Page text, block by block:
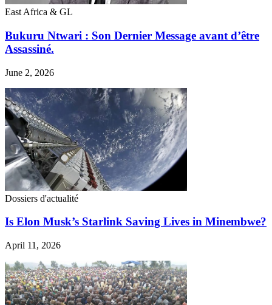
East Africa & GL
Bukuru Ntwari : Son Dernier Message avant d’être
Assassiné.
June 2, 2026
Dossiers d'actualité
Is Elon Musk’s Starlink Saving Lives in Minembwe?
April 11, 2026